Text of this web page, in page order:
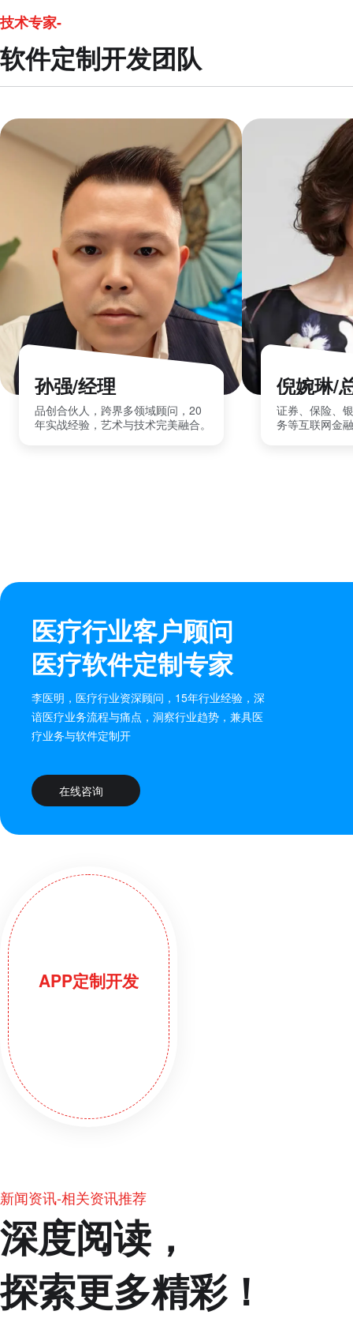
技术专家-
软件定制开发团队
孙强/经理
品创合伙人，跨界多领域顾问，20
年实战经验，艺术与技术完美融合。
倪婉琳/
证券、保险、
务等互联网金
医疗行业客户顾问
医疗软件定制专家
李医明，医疗行业资深顾问，15年行业经验，深
谙医疗业务流程与痛点，洞察行业趋势，兼具医
疗业务与软件定制开
在线咨询
APP定制开发
新闻资讯-相关资讯推荐
深度阅读，
探索更多精彩！